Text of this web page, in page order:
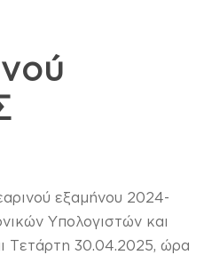
εξαμήνου 2024-
Υπολογιστών και
Τετάρτη 30.04.2025, ώρα